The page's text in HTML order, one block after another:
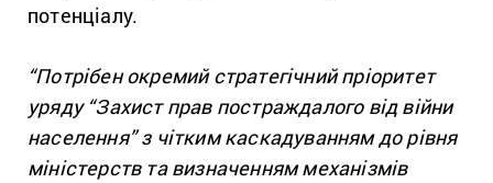
потенціалу.
“Потрібен окремий стратегічний пріоритет
уряду “Захист прав постраждалого від війни
населення” з чітким каскадуванням до рівня
міністерств та визначенням механізмів